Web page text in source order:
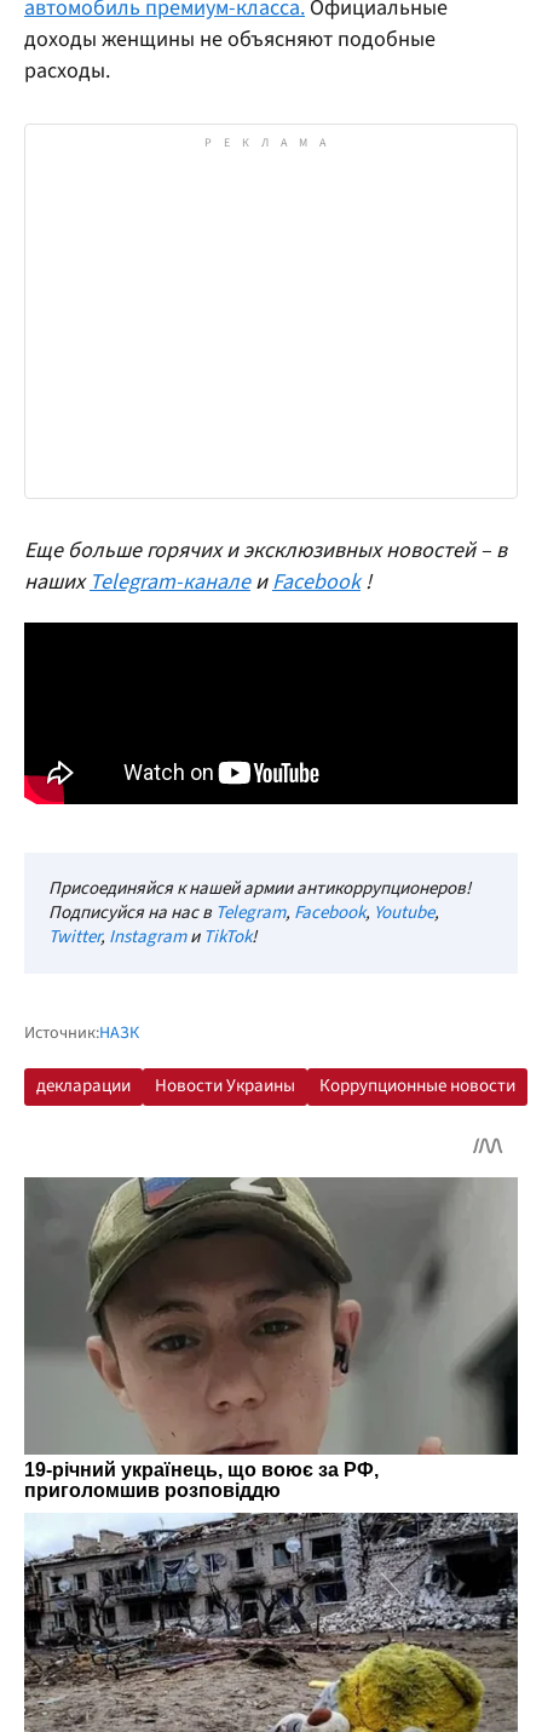
автомобиль премиум-класса. Официальные
доходы женщины не объясняют подобные
расходы.
Еще больше горячих и эксклюзивных новостей – в
наших Telegram-канале и Facebook !
Присоединяйся к нашей армии антикоррупционеров!
Подписуйся на нас в Telegram, Facebook, Youtube,
Twitter, InstagramиTikTok!
Источник:НАЗК
декларации Новости Украины Коррупционные новости